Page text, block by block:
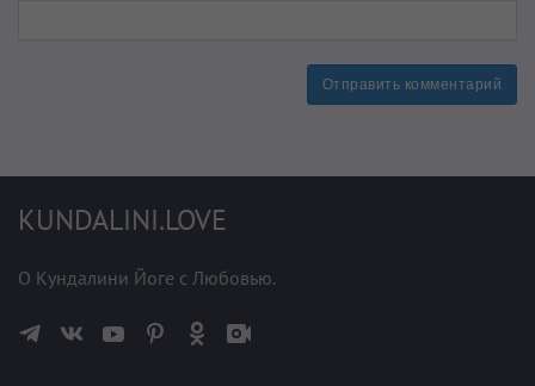
Отправить комментарий
KUNDALINI.LOVE
О Кундалини Йоге с Любовью.